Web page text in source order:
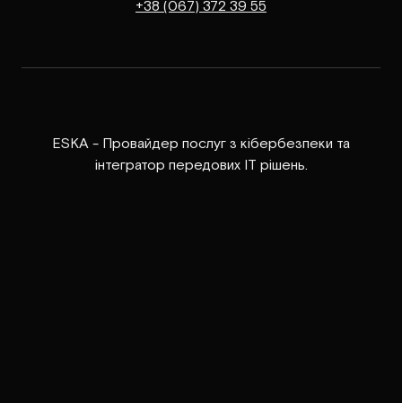
+38 (067) 372 39 55
ESKA - Провайдер послуг з кібербезпеки та
інтегратор передових ІТ рішень.